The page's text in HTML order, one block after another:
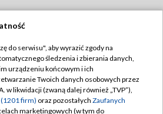
TVP
Regulamin TVP
prywatności
do serwisu", aby wyrazić zgody na
śledzenia i zbierania danych,
urządzeniu końcowym i ich
Twoich danych osobowych przez
w likwidacji (zwaną dalej również „TVP”),
firm) oraz pozostałych Zaufanych
marketingowych (w tym do